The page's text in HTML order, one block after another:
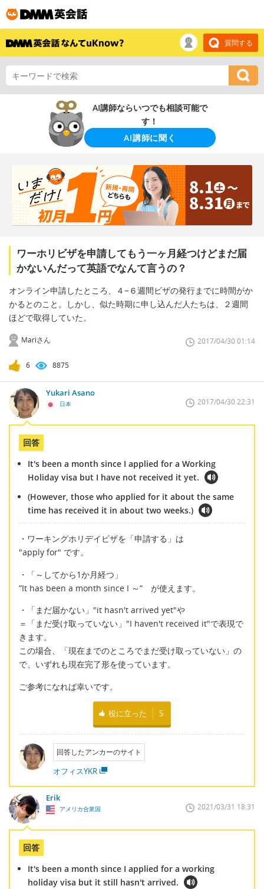
質問する
AI講師ならいつでも相談可能で
す！
AI講師に聞く
ワーホリビザを申請してもう一ヶ月経つけどまだ届
かないんだって英語でなんて言うの？
オンライン申請したところ、４−６週間ビザの発行までに時間がか
かるとのこと。しかし、似た時期に申し込んだ人たちは、２週間
ほどで取得していた。
Mariさん 2017/04/30 01:14
6 8875
Yukari Asano
日本 2017/04/30 22:31
回答
It's been a month since I applied for a Working
Holiday visa but I have not received it yet.
(However, those who applied for it about the same
time has received it in about two weeks.)
・ワーキングホリデイビザを「申請する」は
"apply for" です。
・「～してから1か月経つ」
”It has been a month since I ～” が使えます。
・「まだ届かない」"it hasn't arrived yet"や
＝「まだ受け取っていない」"I haven't received it"で表現で
きます。
この場合、「現在までのところでまだ受け取っていない」の
で、いずれも現在完了形を使っています。
ご参考になれば幸いです。
役に立った 5
回答したアンカーのサイト
オフィスYKR
Erik
アメリカ合衆国 2021/03/31 18:31
回答
It's been a month since I applied for a working
holiday visa but it still hasn't arrived.